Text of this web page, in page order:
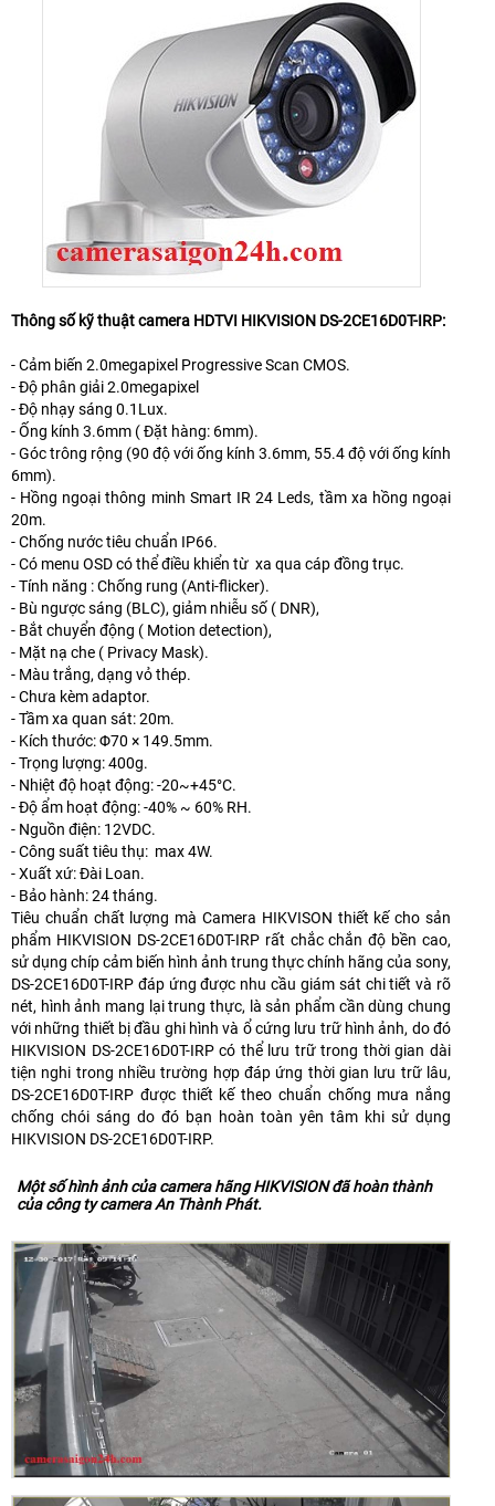
Thông số kỹ thuật camera HDTVI HIKVISION DS-2CE16D0T-IRP:
- Cảm biến 2.0megapixel Progressive Scan CMOS.
- Độ phân giải 2.0megapixel
- Độ nhạy sáng 0.1Lux.
- Ống kính 3.6mm ( Đặt hàng: 6mm).
- Góc trông rộng (90 độ với ống kính 3.6mm, 55.4 độ với ống kính
6mm).
- Hồng ngoại thông minh Smart IR 24 Leds, tầm xa hồng ngoại
20m.
- Chống nước tiêu chuẩn IP66.
- Có menu OSD có thể điều khiển từ xa qua cáp đồng trục.
- Tính năng : Chống rung (Anti-flicker).
- Bù ngược sáng (BLC), giảm nhiễu số ( DNR),
- Bắt chuyển động ( Motion detection),
- Mặt nạ che ( Privacy Mask).
- Màu trắng, dạng vỏ thép.
- Chưa kèm adaptor.
- Tầm xa quan sát: 20m.
- Kích thước: Φ70 × 149.5mm.
- Trọng lượng: 400g.
- Nhiệt độ hoạt động: -20~+45°C.
- Độ ẩm hoạt động: -40% ~ 60% RH.
- Nguồn điện: 12VDC.
- Công suất tiêu thụ: max 4W.
- Xuất xứ: Đài Loan.
- Bảo hành: 24 tháng.
Tiêu chuẩn chất lượng mà Camera HIKVISON thiết kế cho sản
phẩm HIKVISION DS-2CE16D0T-IRP rất chắc chắn độ bền cao,
sử dụng chíp cảm biến hình ảnh trung thực chính hãng của sony,
DS-2CE16D0T-IRP đáp ứng được nhu cầu giám sát chi tiết và rõ
nét, hình ảnh mang lại trung thực, là sản phẩm cần dùng chung
với những thiết bị đầu ghi hình và ổ cứng lưu trữ hình ảnh, do đó
HIKVISION DS-2CE16D0T-IRP có thể lưu trữ trong thời gian dài
tiện nghi trong nhiều trường hợp đáp ứng thời gian lưu trữ lâu,
DS-2CE16D0T-IRP được thiết kế theo chuẩn chống mưa nắng
chống chói sáng do đó bạn hoàn toàn yên tâm khi sử dụng
HIKVISION DS-2CE16D0T-IRP.
Một số hình ảnh của camera hãng HIKVISION đã hoàn thành
của công ty camera An Thành Phát.